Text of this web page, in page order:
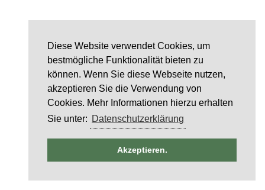
Diese Website verwendet Cookies, um
bestmögliche Funktionalität bieten zu
können. Wenn Sie diese Webseite nutzen,
akzeptieren Sie die Verwendung von
Cookies. Mehr Informationen hierzu erhalten
Sie unter: Datenschutzerklärung
Akzeptieren.